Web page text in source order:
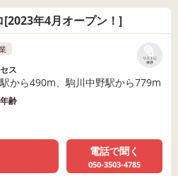
[2023年4月オープン！]
リストに
保存
ス
から490m、駒川中野駅から779m
齢
電話で聞く
050-3503-4785